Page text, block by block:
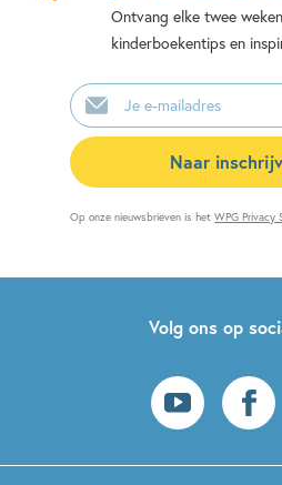
Ontvang elke twee
kinderboekentips en
E-
mailadres
Naar
Op onze nieuwsbrieven is hetWPG Privacy
Volg ons op